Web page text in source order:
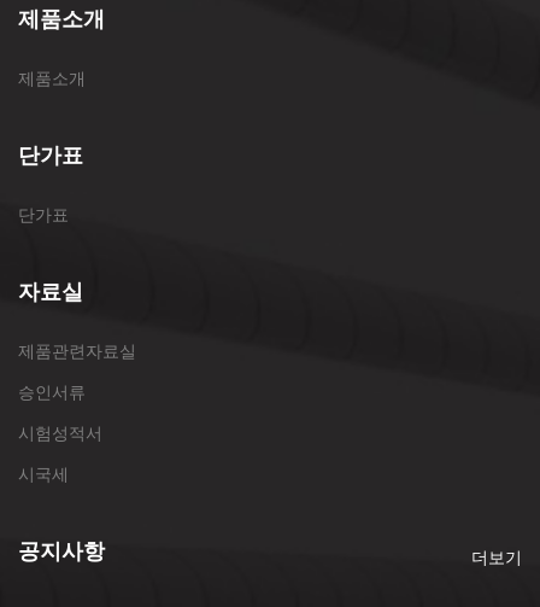
제품소개
제품소개
단가표
단가표
자료실
제품관련자료실
승인서류
시험성적서
시국세
공지사항 더보기